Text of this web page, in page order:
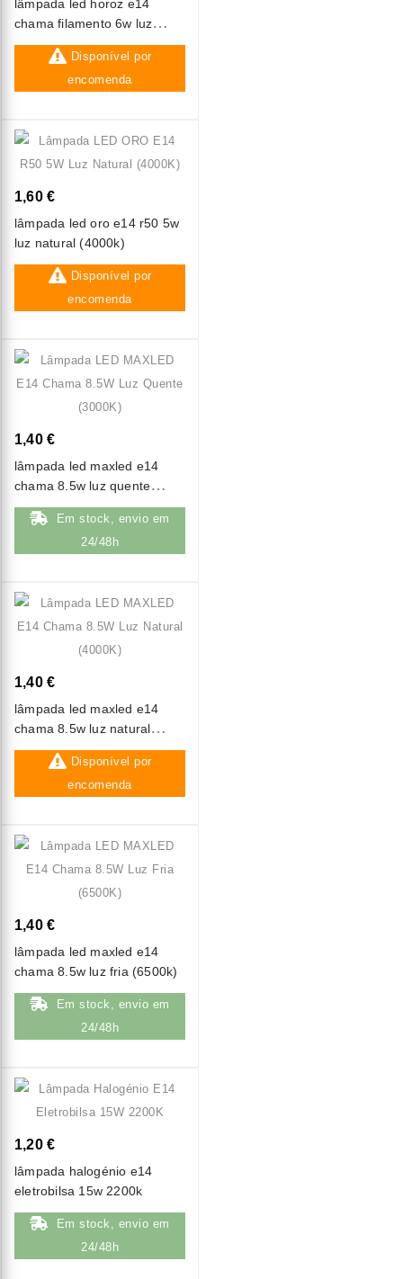
lâmpada led horoz e14
chama filamento 6w luz
natural (4000k)
Disponível por
encomenda
1,60 €
lâmpada led oro e14 r50 5w
luz natural (4000k)
Disponível por
encomenda
1,40 €
lâmpada led maxled e14
chama 8.5w luz quente
(3000k)
Em stock, envio em
24/48h
1,40 €
lâmpada led maxled e14
chama 8.5w luz natural
(4000k)
Disponível por
encomenda
1,40 €
lâmpada led maxled e14
chama 8.5w luz fria (6500k)
Em stock, envio em
24/48h
1,20 €
lâmpada halogénio e14
eletrobilsa 15w 2200k
Em stock, envio em
24/48h